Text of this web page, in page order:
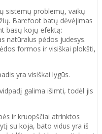
sistemų problemų, vaikų
Barefoot batų dėvėjimas
basų kojų efektą:
natūralus pėdos judesys.
formos ir visiškai plokšti,
yra visiškai lygūs.
galima išimti, todėl jis
ir kruopščiai atrinktos
su koja, bato vidus yra iš